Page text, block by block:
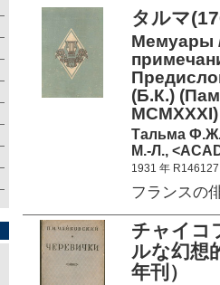
タルマ
Мемуары /
(Б.К.)
MCMXXXI)
Тальма
М.-Л.,
1931 年 R146127
フランスの
チャイ
ルな幻
年刊）